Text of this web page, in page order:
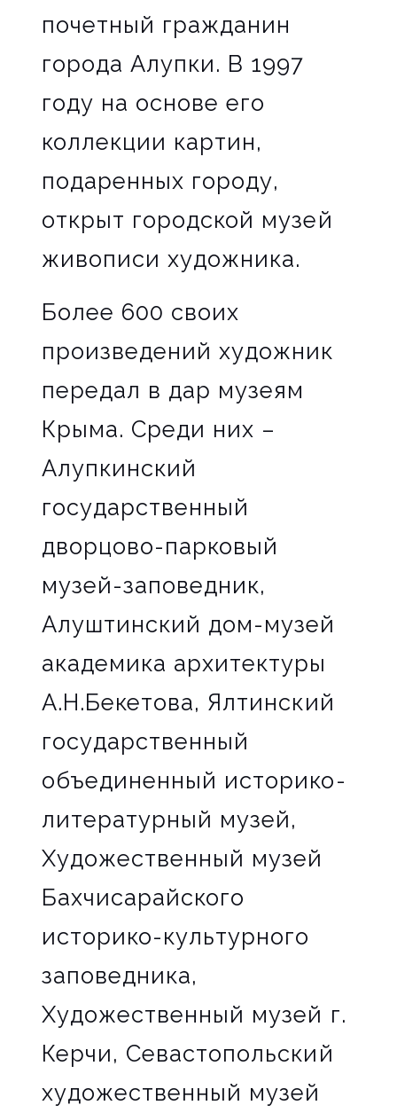
почетный гражданин
города Алупки. В 1997
году на основе его
коллекции картин,
подаренных городу,
открыт городской музей
живописи художника.
Более 600 своих
произведений художник
передал в дар музеям
Крыма. Среди них –
Алупкинский
государственный
дворцово-парковый
музей-заповедник,
Алуштинский дом-музей
академика архитектуры
А.Н.Бекетова, Ялтинский
государственный
объединенный историко-
литературный музей,
Художественный музей
Бахчисарайского
историко-культурного
заповедника,
Художественный музей г.
Керчи, Севастопольский
художественный музей